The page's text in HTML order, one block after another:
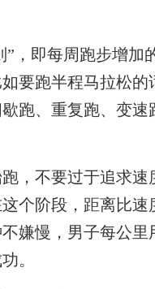
即每周跑步增加
要跑半程马拉松的
跑、重复跑、变
不要过于追求速
个阶段，距离比
嫌慢，男子每公
。